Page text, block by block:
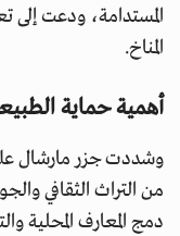
المستدامة، ودعت إلى
المناخ.
أهمية حماية
وشددت جزر مارشال
من التراث الثقافي
دمج المعارف المحلية